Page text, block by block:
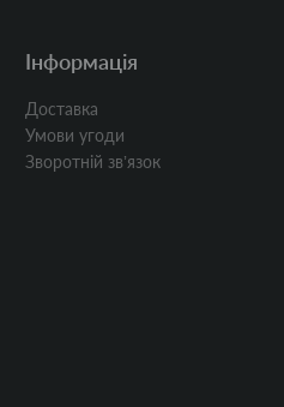
Інформація
Доставка
Умови угоди
Зворотній звʼязок